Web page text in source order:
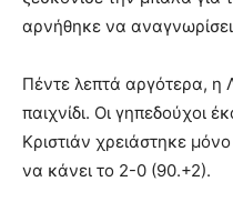
αρνήθηκε να
Πέντε λεπτά αργότερα, η
παιχνίδι. Οι γηπεδούχοι
Κριστιάν χρειάστηκε
να κάνει το 2-0 (90.+2).